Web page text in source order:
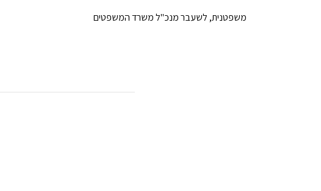
משפטנית, לשעבר מנכ"ל משרד המשפטים